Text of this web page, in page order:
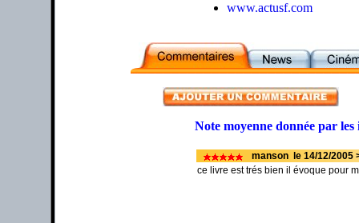
www.actusf.com
Note moyenne donnée par
manson le 14/12/2005
ce livre est trés bien il évoque pour